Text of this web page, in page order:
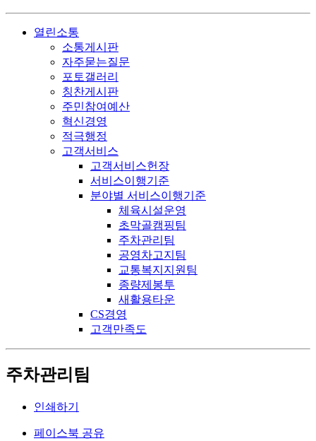
열린소통
소통게시판
자주묻는질문
포토갤러리
칭찬게시판
주민참여예산
혁신경영
적극행정
고객서비스
고객서비스헌장
서비스이행기준
분야별 서비스이행기준
체육시설운영
초막골캠핑팀
주차관리팀
공영차고지팀
교통복지지원팀
종량제봉투
새활용타운
CS경영
고객만족도
주차관리팀
인쇄하기
페이스북 공유